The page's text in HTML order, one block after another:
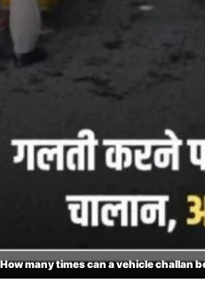
many times can a vehicle challan